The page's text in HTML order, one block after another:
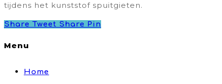
tijdens het kunststof spuitgieten.
Share Tweet Share Pin
Menu
Home